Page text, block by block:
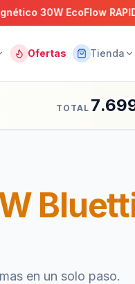
EcoFlow RAPID
Ofertas Tienda
TOTAL
en un solo paso.